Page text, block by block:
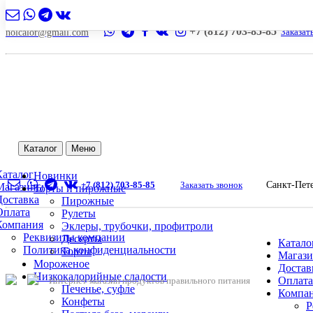
nolcalor@gmail.com +7 (812) 703-85-85
Каталог Меню
Реквизиты компании
Политика конфиденциальности
Новинки
Торты и пирожные
Пирожные
Рулеты
Эклеры, трубочки, профитроли
Десерты
Торты
Мороженое
Низкокалорийные сладости
Печенье, суфле
Конфеты
+7 (812) 703-85-85 Заказать звонок Санкт-
Интернет-магазин продуктов правильного питания
Оплата